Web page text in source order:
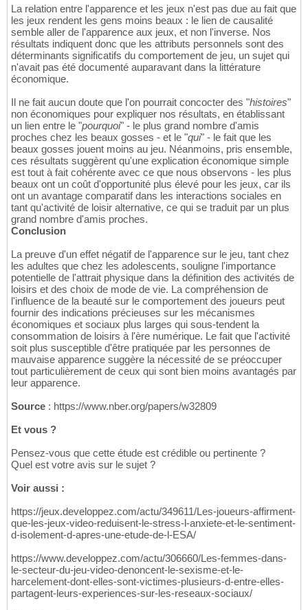
La relation entre l'apparence et les jeux n'est pas due au fait que
les jeux rendent les gens moins beaux : le lien de causalité
semble aller de l'apparence aux jeux, et non l'inverse. Nos
résultats indiquent donc que les attributs personnels sont des
déterminants significatifs du comportement de jeu, un sujet qui
n'avait pas été documenté auparavant dans la littérature
économique.
Il ne fait aucun doute que l'on pourrait concocter des "histoires"
non économiques pour expliquer nos résultats, en établissant
un lien entre le "pourquoi" - le plus grand nombre d'amis
proches chez les beaux gosses - et le "qui" - le fait que les
beaux gosses jouent moins au jeu. Néanmoins, pris ensemble,
ces résultats suggèrent qu'une explication économique simple
est tout à fait cohérente avec ce que nous observons - les plus
beaux ont un coût d'opportunité plus élevé pour les jeux, car ils
ont un avantage comparatif dans les interactions sociales en
tant qu'activité de loisir alternative, ce qui se traduit par un plus
grand nombre d'amis proches.
Conclusion
La preuve d'un effet négatif de l'apparence sur le jeu, tant chez
les adultes que chez les adolescents, souligne l'importance
potentielle de l'attrait physique dans la définition des activités de
loisirs et des choix de mode de vie. La compréhension de
l'influence de la beauté sur le comportement des joueurs peut
fournir des indications précieuses sur les mécanismes
économiques et sociaux plus larges qui sous-tendent la
consommation de loisirs à l'ère numérique. Le fait que l'activité
soit plus susceptible d'être pratiquée par les personnes de
mauvaise apparence suggère la nécessité de se préoccuper
tout particulièrement de ceux qui sont bien moins avantagés par
leur apparence.
Source : https://www.nber.org/papers/w32809
Et vous ?
Pensez-vous que cette étude est crédible ou pertinente ?
Quel est votre avis sur le sujet ?
Voir aussi :
https://jeux.developpez.com/actu/349611/Les-joueurs-affirment-
que-les-jeux-video-reduisent-le-stress-l-anxiete-et-le-sentiment-
d-isolement-d-apres-une-etude-de-l-ESA/
https://www.developpez.com/actu/306660/Les-femmes-dans-
le-secteur-du-jeu-video-denoncent-le-sexisme-et-le-
harcelement-dont-elles-sont-victimes-plusieurs-d-entre-elles-
partagent-leurs-experiences-sur-les-reseaux-sociaux/